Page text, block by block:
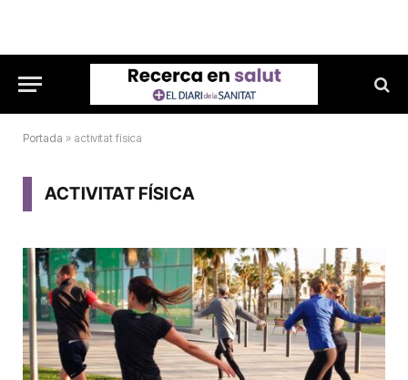
Portada » activitat física
ACTIVITAT FÍSICA